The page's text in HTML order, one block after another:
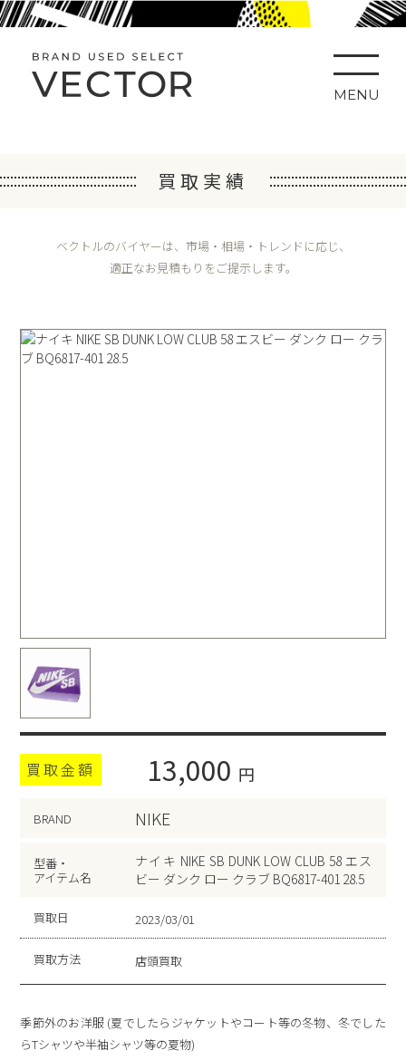
MENU
買取実績
ベクトルのバイヤーは、市場・相場・トレンドに応じ、
適正なお見積もりをご提示します。
買取金額 13,000 円
BRAND NIKE
型番・
アイテム名
ナイキ NIKE SB DUNK LOW CLUB 58 エス
ビー ダンク ロー クラブ BQ6817-401 28.5
買取日 2023/03/01
買取方法 店頭買取
季節外のお洋服 (夏でしたらジャケットやコート等の冬物、冬でした
らTシャツや半袖シャツ等の夏物)